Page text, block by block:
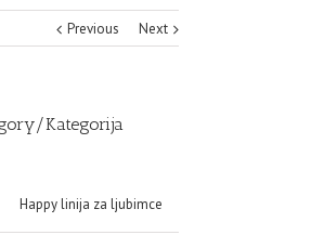
Previous Next
Kategorija
Happy linija za ljubimce